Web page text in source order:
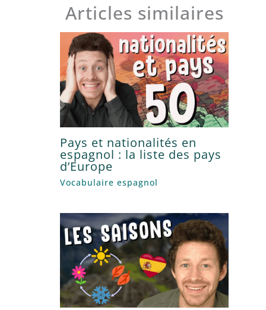
Articles similaires
Pays et nationalités en
espagnol : la liste des pays
d’Europe
Vocabulaire espagnol